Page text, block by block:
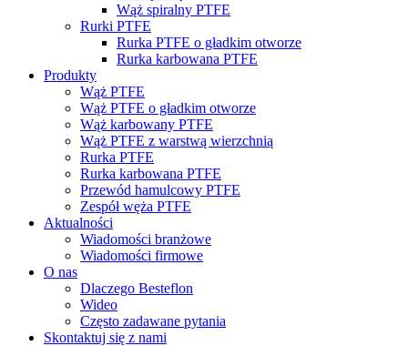
Wąż spiralny PTFE
Rurki PTFE
Rurka PTFE o gładkim otworze
Rurka karbowana PTFE
Produkty
Wąż PTFE
Wąż PTFE o gładkim otworze
Wąż karbowany PTFE
Wąż PTFE z warstwą wierzchnią
Rurka PTFE
Rurka karbowana PTFE
Przewód hamulcowy PTFE
Zespół węża PTFE
Aktualności
Wiadomości branżowe
Wiadomości firmowe
O nas
Dlaczego Besteflon
Wideo
Często zadawane pytania
Skontaktuj się z nami